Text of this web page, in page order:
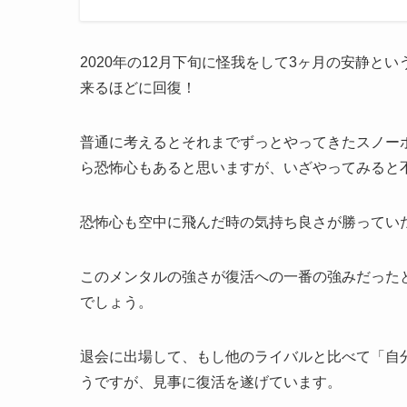
2020年の12月下旬に怪我をして3ヶ月の安静と
来るほどに回復！
普通に考えるとそれまでずっとやってきたスノ
ら恐怖心もあると思いますが、いざやってみる
恐怖心も空中に飛んだ時の気持ち良さが勝って
このメンタルの強さが復活への一番の強みだっ
でしょう。
退会に出場して、もし他のライバルと比べて「
うですが、見事に復活を遂げています。